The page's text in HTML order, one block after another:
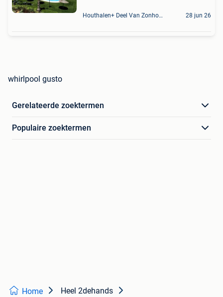
Houthalen+ Deel Van Zonhoven En Zolder 28 jun 26
whirlpool gusto
Gerelateerde zoektermen
Populaire zoektermen
Home Heel 2dehands